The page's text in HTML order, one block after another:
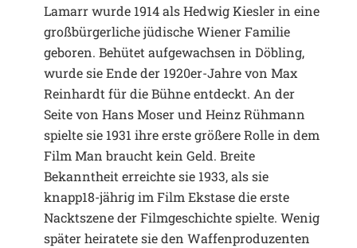
Lamarr wurde 1914 als Hedwig Kiesler in eine
großbürgerliche jüdische Wiener Familie
geboren. Behütet aufgewachsen in Döbling,
wurde sie Ende der 1920er-Jahre von Max
Reinhardt für die Bühne entdeckt. An der
Seite von Hans Moser und Heinz Rühmann
spielte sie 1931 ihre erste größere Rolle in dem
Film Man braucht kein Geld. Breite
Bekanntheit erreichte sie 1933, als sie
knapp18-jährig im Film Ekstase die erste
Nacktszene der Filmgeschichte spielte. Wenig
später heiratete sie den Waffenproduzenten